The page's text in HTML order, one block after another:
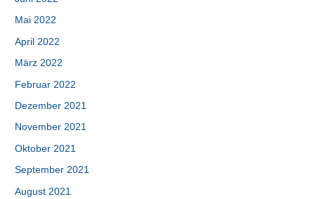
Mai 2022
April 2022
März 2022
Februar 2022
Dezember 2021
November 2021
Oktober 2021
September 2021
August 2021